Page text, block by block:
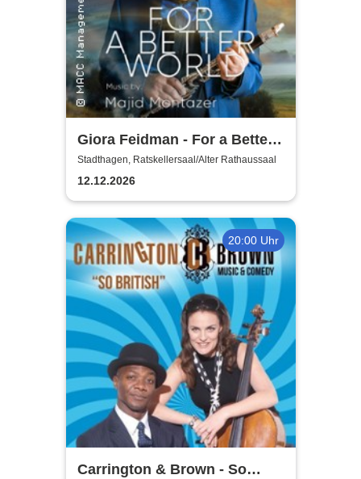
Giora Feidman - For a Better
World
Stadthagen, Ratskellersaal/Alter Rathaussaal
12.12.2026
20:00 Uhr
Carrington & Brown - So